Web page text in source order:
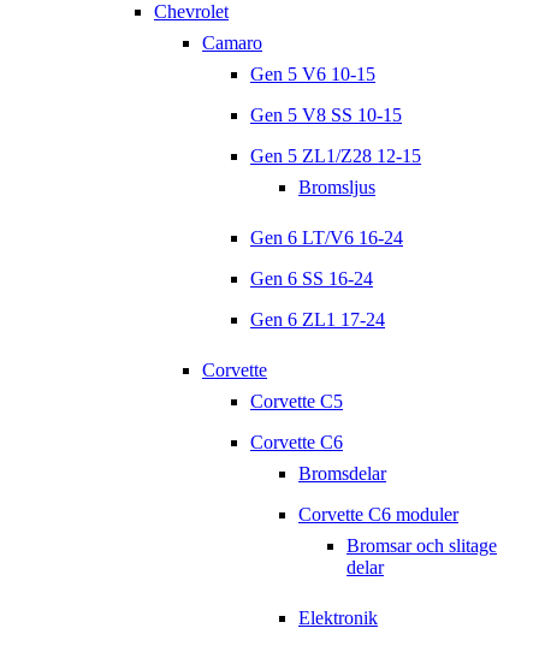
Chevrolet
Camaro
Gen 5 V6 10-15
Gen 5 V8 SS 10-15
Gen 5 ZL1/Z28 12-15
Bromsljus
Gen 6 LT/V6 16-24
Gen 6 SS 16-24
Gen 6 ZL1 17-24
Corvette
Corvette C5
Corvette C6
Bromsdelar
Corvette C6 moduler
Bromsar och slitage
delar
Elektronik